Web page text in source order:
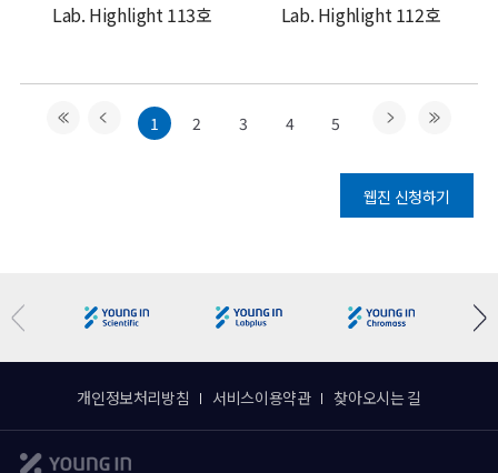
Lab. Highlight 113호 Lab. Highlight 112호
1 2 3 4 5
웹진 신청하기
개인정보처리방침 서비스이용약관 찾아오시는 길